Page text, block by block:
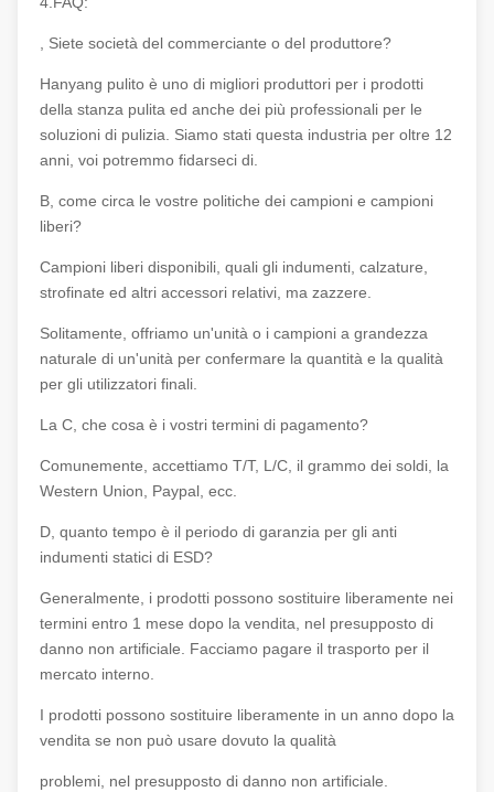
, Siete società del commerciante o del produttore?
Hanyang pulito è uno di migliori produttori per i prodotti
della stanza pulita ed anche dei più professionali per le
soluzioni di pulizia. Siamo stati questa industria per oltre 12
anni, voi potremmo fidarseci di.
B, come circa le vostre politiche dei campioni e campioni
liberi?
Campioni liberi disponibili, quali gli indumenti, calzature,
strofinate ed altri accessori relativi, ma zazzere.
Solitamente, offriamo un'unità o i campioni a grandezza
naturale di un'unità per confermare la quantità e la qualità
per gli utilizzatori finali.
La C, che cosa è i vostri termini di pagamento?
Comunemente, accettiamo T/T, L/C, il grammo dei soldi, la
Western Union, Paypal, ecc.
D, quanto tempo è il periodo di garanzia per gli anti
indumenti statici di ESD?
Generalmente, i prodotti possono sostituire liberamente nei
termini entro 1 mese dopo la vendita, nel presupposto di
danno non artificiale. Facciamo pagare il trasporto per il
mercato interno.
I prodotti possono sostituire liberamente in un anno dopo la
vendita se non può usare dovuto la qualità
problemi, nel presupposto di danno non artificiale.